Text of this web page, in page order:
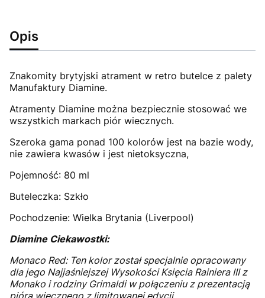
Opis
Znakomity brytyjski atrament w retro butelce z palety
Manufaktury Diamine.
Atramenty Diamine można bezpiecznie stosować we
wszystkich markach piór wiecznych.
Szeroka gama ponad 100 kolorów jest na bazie wody,
nie zawiera kwasów i jest nietoksyczna,
Pojemność: 80 ml
Buteleczka: Szkło
Pochodzenie: Wielka Brytania (Liverpool)
Diamine Ciekawostki:
Monaco Red: Ten kolor został specjalnie opracowany
dla jego Najjaśniejszej Wysokości Księcia Rainiera III z
Monako i rodziny Grimaldi w połączeniu z prezentacją